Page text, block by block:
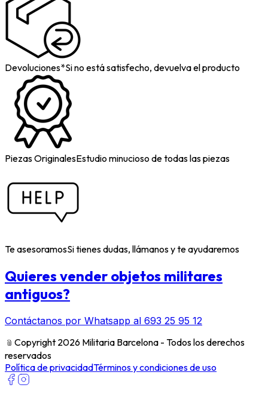
Devoluciones*Si no está satisfecho, devuelva el producto
Piezas OriginalesEstudio minucioso de todas las piezas
Te asesoramosSi tienes dudas, llámanos y te ayudaremos
Quieres vender objetos militares
antiguos?
Contáctanos por Whatsapp al 693 25 95 12
﹫ Copyright 2026 Militaria Barcelona - Todos los derechos
reservados
Política de privacidadTérminos y condiciones de uso